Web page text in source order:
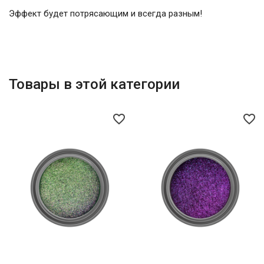
Эффект будет потрясающим и всегда разным!
Товары в этой категории
favorite_border favorite_border